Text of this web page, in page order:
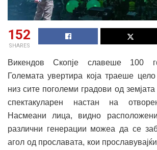
152
SHARES
Викендов Скопје славеше 100
Големата увертира која траеше
низ сите поголеми градови од
спектакуларен настан на
Насмеани лица, видно
различни генерации можеа да се
агол од прославата, кои